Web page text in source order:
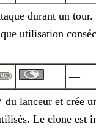
durant un
utilisation
—
lanceur et crée
Le clone est